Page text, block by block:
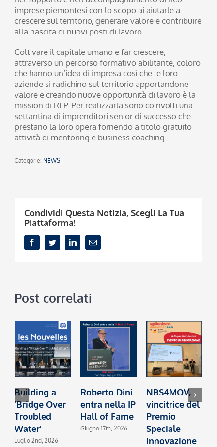
imprese piemontesi con lo scopo ai aiutarle a
crescere sul territorio, generare valore e contribuire
alla nascita di nuovi posti di lavoro.
Coltivare il capitale umano e far crescere,
attraverso un percorso formativo abilitante, coloro
che hanno un’idea di impresa così che le loro
aziende si radichino sul territorio apportandone
valore e creando nuove opportunità di lavoro è la
mission di REP. Per realizzarla sono coinvolti una
settantina di imprenditori senior di successo che
prestano la loro opera fornendo a titolo gratuito
attività di mentoring e business coaching.
Categorie: NEWS
Condividi Questa Notizia, Scegli La Tua
Piattaforma!
FacebookTwitterLinkedInEmail
Post correlati
Building a
‘Bridge Over
Troubled
Water’
Luglio 2nd, 2026
Roberto Dini
entra nella IP
Hall of Fame
Giugno 17th, 2026
NBS4MOV,
vincitrice del
Premio
Speciale
Innovazione